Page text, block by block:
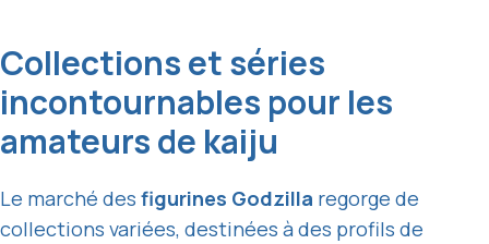
Collections et séries
incontournables pour les
amateurs de kaiju
Le marché des figurines Godzilla regorge de
collections variées, destinées à des profils de